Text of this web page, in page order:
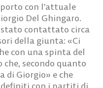
con l’attuale
Del Ghingaro.
stato contattato circa
della giunta: «Ci
con una spinta del
secondo quanto
di Giorgio» e che